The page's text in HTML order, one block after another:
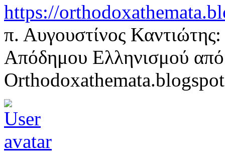
https://
π. Αυγουστίνος
Απόδημου Ελληνισμού